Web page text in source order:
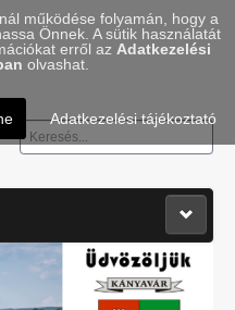
Keresés...
működése folyamán, hogy a
Önnek. A sütik használatát
erről az Adatkezelési
olvashat.
Adatkezelési tájékoztató